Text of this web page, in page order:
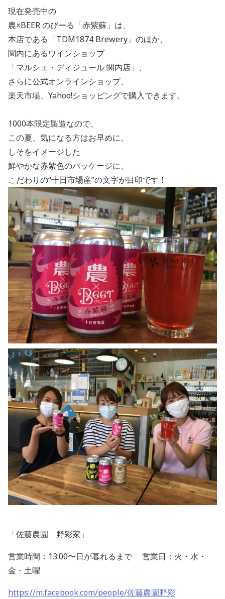
現在発売中の
農×BEERのびーる「赤紫蘇」は、
本店である「TDM1874 Brewery 」のほか、
関内にあるワインショップ
「マルシェ・ディジュール 関内店」、
さらに公式オンラインショップ、
楽天市場、 Yahoo!ショッピングで購入できます。
1000本限定製造なので、
この夏、気になる方はお早めに。
しそをイメージした
鮮やかな赤紫色のパッケージに、
こだわりの“十日市場産”の文字が目印です！
「佐藤農園 野彩家」
営業時間： 13:00〜日が暮れるまで 営業日：火・水・
金・土曜
https://m.facebook.com/people/佐藤農園野彩